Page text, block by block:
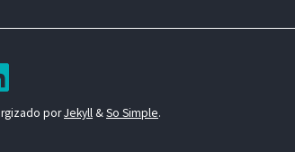
porJekyll &So Simple.